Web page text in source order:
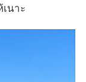
เนาะ